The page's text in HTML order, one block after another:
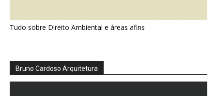
Tudo sobre Direito Ambiental e áreas afins
Bruno Cardoso Arquitetura